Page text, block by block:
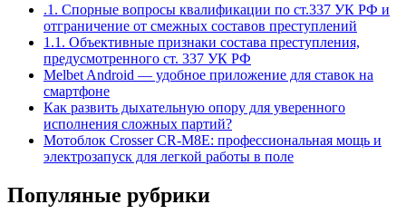
.1. Спорные вопросы квалификации по ст.337 УК РФ и
отграничение от смежных составов преступлений
1.1. Объективные признаки состава преступления,
предусмотренного ст. 337 УК РФ
Melbet Android — удобное приложение для ставок на
смартфоне
Как развить дыхательную опору для уверенного
исполнения сложных партий?
Мотоблок Crosser CR-M8E: профессиональная мощь и
электрозапуск для легкой работы в поле
Популяные рубрики